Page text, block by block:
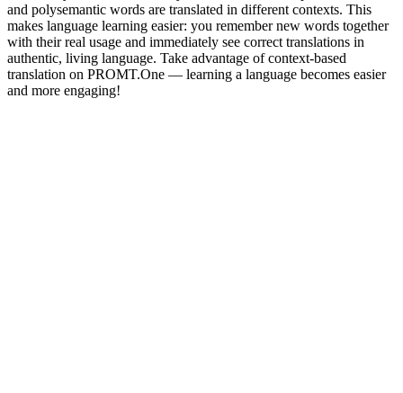
and polysemantic words are translated in different contexts. This
makes language learning easier: you remember new words together
with their real usage and immediately see correct translations in
authentic, living language. Take advantage of context-based
translation on PROMT.One — learning a language becomes easier
and more engaging!